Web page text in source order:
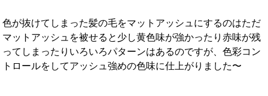
色が抜けてしまった髪の毛をマットアッシュにするのはただ
マットアッシュを被せると少し黄色味が強かったり赤味が残
ってしまったりいろいろパターンはあるのですが、色彩コン
トロールをしてアッシュ強めの色味に仕上がりました〜